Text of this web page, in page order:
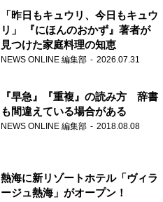
「昨日もキュウリ、今日もキュウ
リ」 『にほんのおかず』著者が
見つけた家庭料理の知恵
NEWS ONLINE 編集部 2026.07.31
『早急』『重複』の読み方 辞書
も間違えている場合がある
NEWS ONLINE 編集部 2018.08.08
熱海に新リゾートホテル「ヴィラ
ージュ熱海」がオープン！